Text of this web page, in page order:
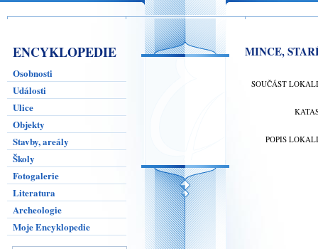
ENCYKLOPEDIE
Osobnosti
Události
Ulice
Objekty
Stavby, areály
Školy
Fotogalerie
Literatura
Archeologie
Moje Encyklopedie
MINCE,
SOUČÁST
POPIS